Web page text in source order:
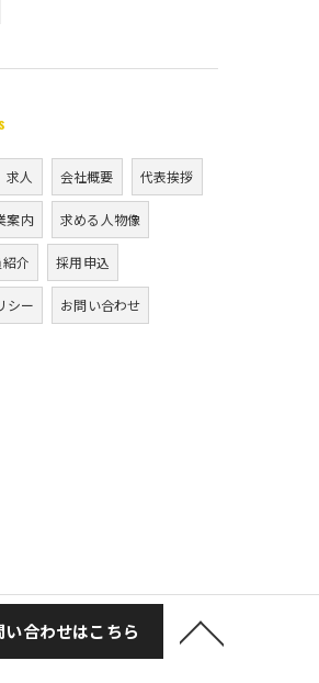
求人 会社概要 代表挨拶
案内 求める人物像
介 採用申込
シー お問い合わせ
い合わせはこちら